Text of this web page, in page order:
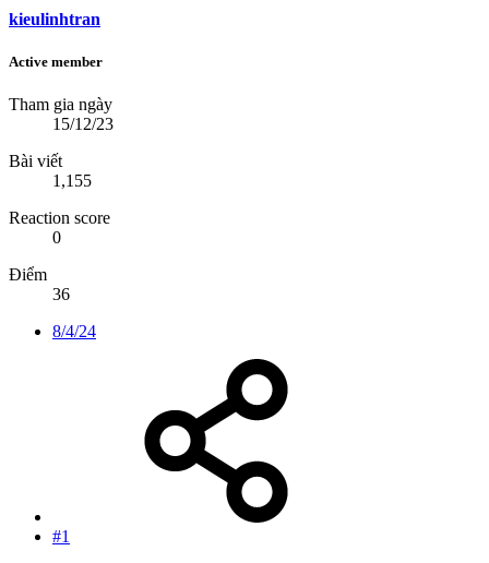
kieulinhtran
Active member
Tham gia ngày
15/12/23
Bài viết
1,155
Reaction score
0
Điểm
36
8/4/24
#1